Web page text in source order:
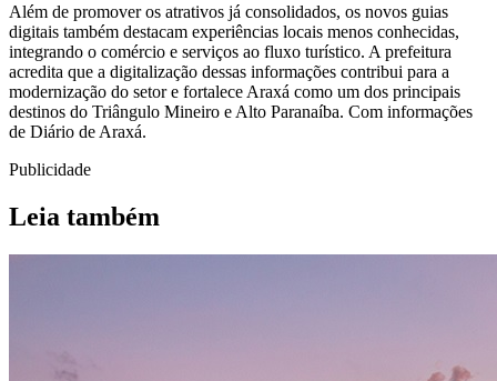
Além de promover os atrativos já consolidados, os novos guias
digitais também destacam experiências locais menos conhecidas,
integrando o comércio e serviços ao fluxo turístico. A prefeitura
acredita que a digitalização dessas informações contribui para a
modernização do setor e fortalece Araxá como um dos principais
destinos do Triângulo Mineiro e Alto Paranaíba. Com informações
de Diário de Araxá.
Publicidade
Leia também